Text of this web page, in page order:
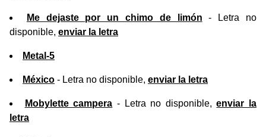
Me dejaste por un chimo de limón - Letra no
disponible, enviar la letra
Metal-5
México - Letra no disponible, enviar la letra
Mobylette campera - Letra no disponible,enviar la
letra